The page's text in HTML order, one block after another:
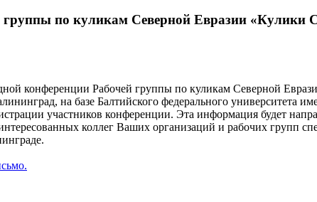
по куликам Северной Евразии «Кулики
конференции Рабочей группы по куликам Северной
на базе Балтийского федерального университета
участников конференции. Эта информация будет
коллег Ваших организаций и рабочих групп